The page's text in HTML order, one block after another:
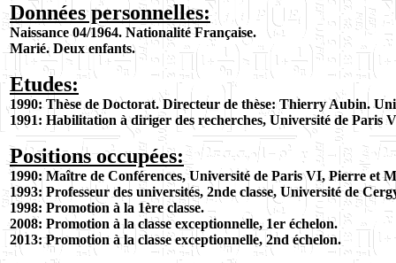
Données personnelles:
Naissance 04/1964. Nationalité Française.
Marié. Deux enfants.
Etudes:
1990: Thèse de Doctorat. Directeur de thèse: Thierry Aubin.
1991: Habilitation à diriger des recherches, Université de Paris
Positions occupées:
1990: Maître de Conférences, Université de Paris VI, Pierre et
1993: Professeur des universités, 2nde classe, Université de
1998: Promotion à la 1ère classe.
2008: Promotion à la classe exceptionnelle, 1er échelon.
2013:Promotion à la classe exceptionnelle, 2nd échelon.